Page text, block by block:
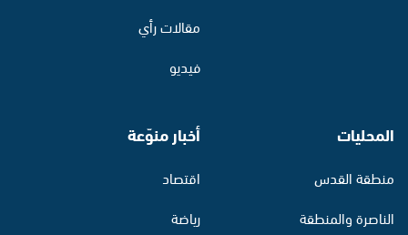
مقالات رأي
فيديو
المحليات
منطقة القدس
الناصرة والمنطقة
أخبار منوّعة
اقتصاد
رياضة